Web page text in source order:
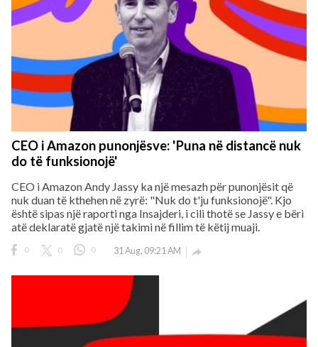
CEO i Amazon punonjësve: 'Puna në distancë nuk
do të funksionojë'
CEO i Amazon Andy Jassy ka një mesazh për punonjësit që
nuk duan të kthehen në zyrë: "Nuk do t'ju funksionojë". Kjo
është sipas një raporti nga Insajderi, i cili thotë se Jassy e bëri
atë deklaratë gjatë një takimi në fillim të këtij muaji.
0 0 0 31 Aug, 09:21 AM 